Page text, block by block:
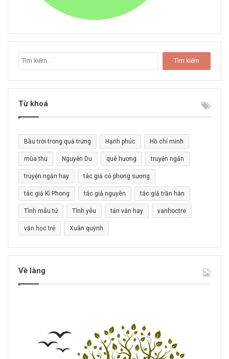
m
k
c
h
o
:
Từ khoá
Bầu trời trong quả trứng Hạnh phúc Hồ chí minh
mùa thu Nguyễn Du quê hương truyện ngắn
truyện ngắn hay tác giả cỏ phong sương
tác giả Kì Phong tác giả nguyên tác giả trần hàn
Tình mẫu tử Tình yêu tản văn hay vanhoctre
văn học trẻ Xuân quỳnh
Về làng